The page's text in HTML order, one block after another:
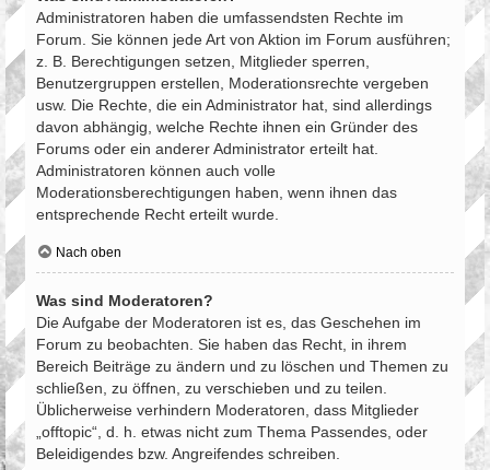
Administratoren haben die umfassendsten Rechte im
Forum. Sie können jede Art von Aktion im Forum ausführen;
z. B. Berechtigungen setzen, Mitglieder sperren,
Benutzergruppen erstellen, Moderationsrechte vergeben
usw. Die Rechte, die ein Administrator hat, sind allerdings
davon abhängig, welche Rechte ihnen ein Gründer des
Forums oder ein anderer Administrator erteilt hat.
Administratoren können auch volle
Moderationsberechtigungen haben, wenn ihnen das
entsprechende Recht erteilt wurde.
Nach oben
Was sind Moderatoren?
Die Aufgabe der Moderatoren ist es, das Geschehen im
Forum zu beobachten. Sie haben das Recht, in ihrem
Bereich Beiträge zu ändern und zu löschen und Themen zu
schließen, zu öffnen, zu verschieben und zu teilen.
Üblicherweise verhindern Moderatoren, dass Mitglieder
„offtopic“, d. h. etwas nicht zum Thema Passendes, oder
Beleidigendes bzw. Angreifendes schreiben.